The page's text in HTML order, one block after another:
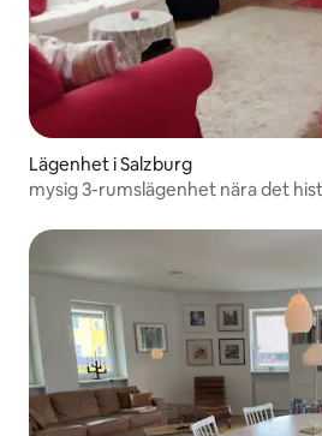
Lägenhet i Salzburg
mysig 3-rumslägenhet nära det